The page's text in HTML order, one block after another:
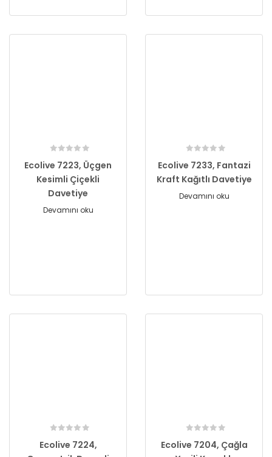
Ecolive 7223, Üçgen
Kesimli Çiçekli
Davetiye
Devamını oku
Ecolive 7233, Fantazi
Kraft Kağıtlı Davetiye
Devamını oku
Ecolive 7224,
Ecolive 7204, Çağla